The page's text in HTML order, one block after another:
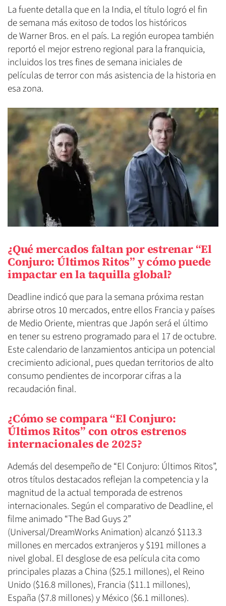
La fuente detalla que en la India, el título logró el fin
de semana más exitoso de todos los históricos
de Warner Bros. en el país. La región europea también
reportó el mejor estreno regional para la franquicia,
incluidos los tres fines de semana iniciales de
películas de terror con más asistencia de la historia en
esa zona.
¿Qué mercados faltan por estrenar “El
Conjuro: Últimos Ritos” y cómo puede
impactar en la taquilla global?
Deadline indicó que para la semana próxima restan
abrirse otros 10 mercados, entre ellos Francia y países
de Medio Oriente, mientras que Japón será el último
en tener su estreno programado para el 17 de octubre.
Este calendario de lanzamientos anticipa un potencial
crecimiento adicional, pues quedan territorios de alto
consumo pendientes de incorporar cifras a la
recaudación final.
¿Cómo se compara “El Conjuro:
Últimos Ritos” con otros estrenos
internacionales de 2025?
Además del desempeño de “El Conjuro: Últimos Ritos”,
otros títulos destacados reflejan la competencia y la
magnitud de la actual temporada de estrenos
internacionales. Según el comparativo de Deadline, el
filme animado “The Bad Guys 2”
(Universal/DreamWorks Animation) alcanzó $113.3
millones en mercados extranjeros y $191 millones a
nivel global. El desglose de esa película cita como
principales plazas a China ($25.1 millones), el Reino
Unido ($16.8 millones), Francia ($11.1 millones),
España ($7.8 millones) y México ($6.1 millones).